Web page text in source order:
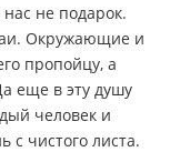
не подарок.
Окружающие и
пропойцу, а
еще в эту душу
человек и
с чистого листа.